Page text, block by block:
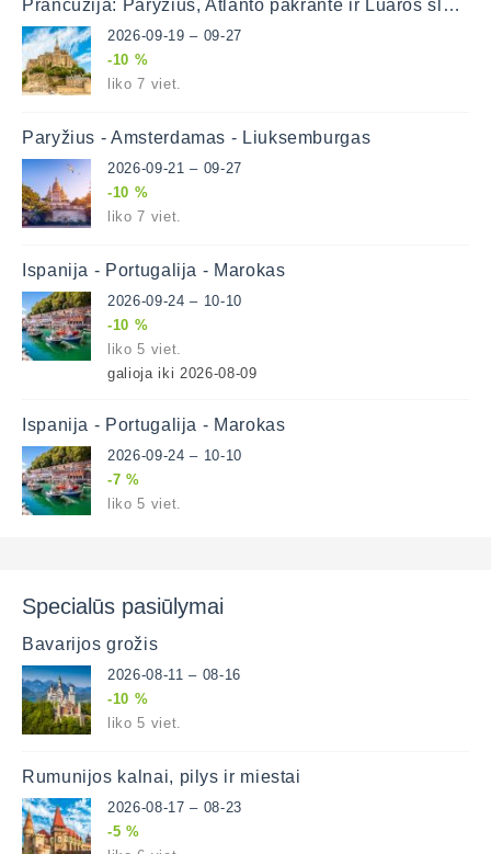
Prancūzija: Paryžius, Atlanto pakrantė ir Luaros slėnis
2026-09-19 – 09-27
-10 %
liko 7 viet.
Paryžius - Amsterdamas - Liuksemburgas
2026-09-21 – 09-27
-10 %
liko 7 viet.
Ispanija - Portugalija - Marokas
2026-09-24 – 10-10
-10 %
liko 5 viet.
galioja iki 2026-08-09
Ispanija - Portugalija - Marokas
2026-09-24 – 10-10
-7 %
liko 5 viet.
Specialūs pasiūlymai
Bavarijos grožis
2026-08-11 – 08-16
-10 %
liko 5 viet.
Rumunijos kalnai, pilys ir miestai
2026-08-17 – 08-23
-5 %